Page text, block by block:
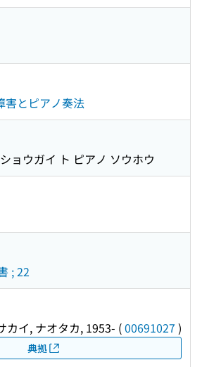
害とピアノ奏法
ョウガイ ト ピアノ ソウホウ
; 22
カイ, ナオタカ, 1953- (00691027 )
典拠